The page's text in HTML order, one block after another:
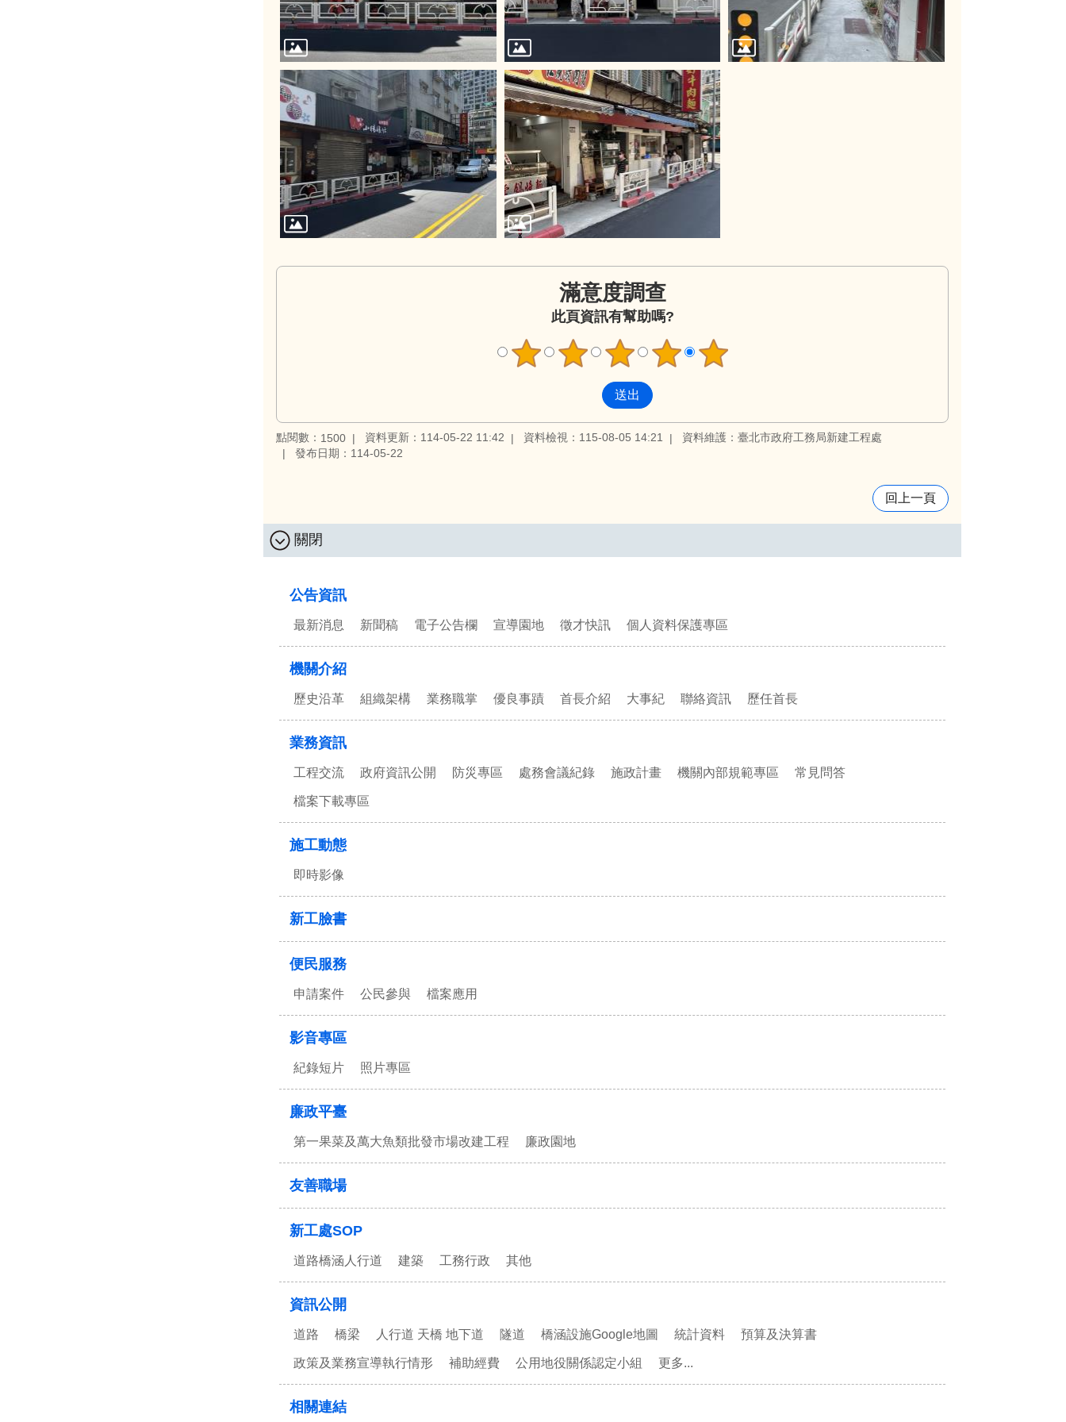
滿意度調查
此頁資訊有幫助嗎?
點閱數： 1500 資料更新：114-05-22 11:42 資料檢視：115-08-05 14:21
資料維護：臺北市政府工務局新建工程處
發布日期：114-05-22
回上一頁
關閉
公告資訊
最新消息 新聞稿 電子公告欄 宣導園地 徵才快訊 個人資料保護專區
機關介紹
歷史沿革 組織架構 業務職掌 優良事蹟 首長介紹 大事紀 聯絡資訊 歷任首長
業務資訊
工程交流 政府資訊公開 防災專區 處務會議紀錄 施政計畫 機關內部規範專區 常見問答
檔案下載專區
施工動態
即時影像
新工臉書
便民服務
申請案件 公民參與 檔案應用
影音專區
紀錄短片 照片專區
廉政平臺
第一果菜及萬大魚類批發市場改建工程 廉政園地
友善職場
新工處SOP
道路橋涵人行道 建築 工務行政 其他
資訊公開
道路 橋梁 人行道 天橋 地下道 隧道 橋涵設施Google地圖 統計資料 預算及決算書
政策及業務宣導執行情形 補助經費 公用地役關係認定小組 更多...
相關連結